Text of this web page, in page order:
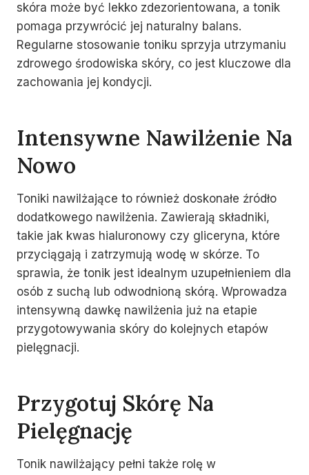
skóra może być lekko zdezorientowana, a tonik
pomaga przywrócić jej naturalny balans.
Regularne stosowanie toniku sprzyja utrzymaniu
zdrowego środowiska skóry, co jest kluczowe dla
zachowania jej kondycji.
Intensywne Nawilżenie Na
Nowo
Toniki nawilżające to również doskonałe źródło
dodatkowego nawilżenia. Zawierają składniki,
takie jak kwas hialuronowy czy gliceryna, które
przyciągają i zatrzymują wodę w skórze. To
sprawia, że tonik jest idealnym uzupełnieniem dla
osób z suchą lub odwodnioną skórą. Wprowadza
intensywną dawkę nawilżenia już na etapie
przygotowywania skóry do kolejnych etapów
pielęgnacji.
Przygotuj Skórę Na
Pielęgnację
Tonik nawilżający pełni także rolę w